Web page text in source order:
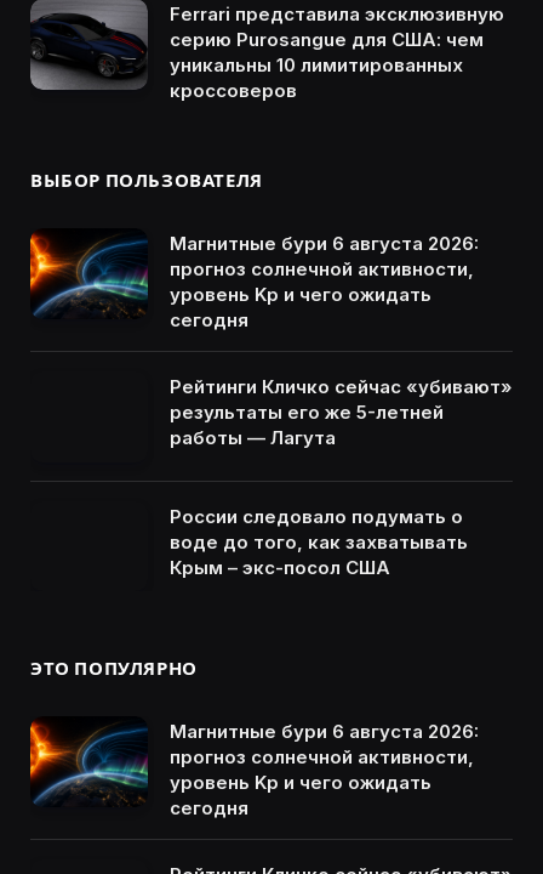
Ferrari представила эксклюзивную
серию Purosangue для США: чем
уникальны 10 лимитированных
кроссоверов
ВЫБОР ПОЛЬЗОВАТЕЛЯ
Магнитные бури 6 августа 2026:
прогноз солнечной активности,
уровень Kp и чего ожидать
сегодня
Рейтинги Кличко сейчас «убивают»
результаты его же 5-летней
работы — Лагута
России следовало подумать о
воде до того, как захватывать
Крым – экс-посол США
ЭТО ПОПУЛЯРНО
Магнитные бури 6 августа 2026:
прогноз солнечной активности,
уровень Kp и чего ожидать
сегодня